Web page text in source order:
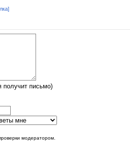
письмо)
модератором.